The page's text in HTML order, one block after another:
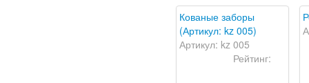
Кованые заборы
(Артикул: kz 005)
Артикул: kz 005
Рейтинг: